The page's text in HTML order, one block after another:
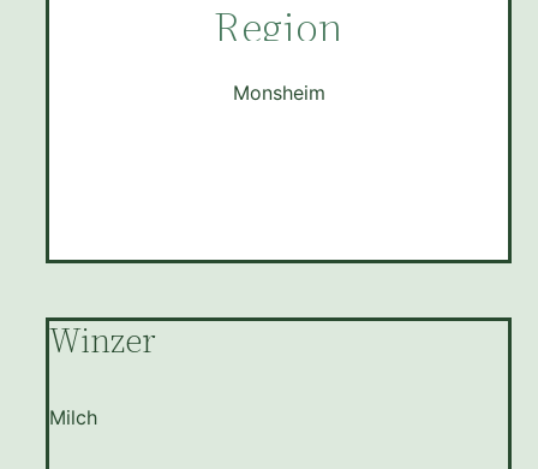
Region
Monsheim
Winzer
Milch